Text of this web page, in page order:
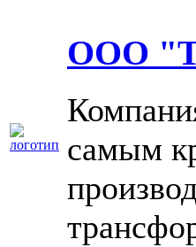
ООО
самым